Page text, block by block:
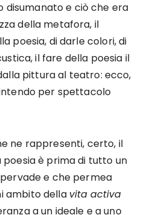
disumanato e ciò che era
della metafora, il
poesia, di darle colori, di
il fare della poesia il
pittura al teatro: ecco,
per spettacolo
ne rappresenti, certo, il
poesia è prima di tutto un
e che permea
ambito della vita activa
a un ideale e a uno